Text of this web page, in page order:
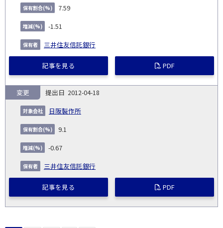
7.59
-1.51
三井住友信託銀行
記事を見る PDF
2012-04-18
日阪製作所
変更
9.1
-0.67
三井住友信託銀行
記事を見る PDF